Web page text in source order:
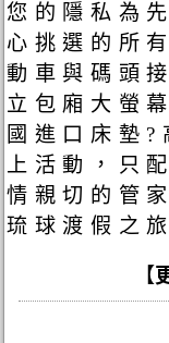
您的隱私為
心挑選的所
動車與碼頭
立包廂大螢
國進口床墊
上活動，只
情親切的管
琉球渡假之旅
【